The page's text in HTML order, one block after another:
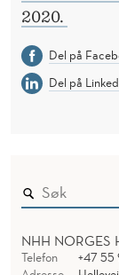
2020.
Del på
Del på
NHH NORGES
Telefon
+47